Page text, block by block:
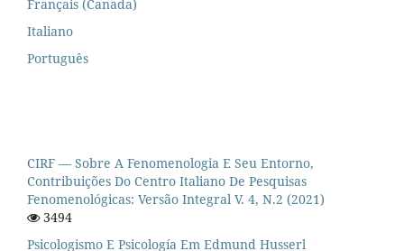
Français (Canada)
Italiano
Português
CIRF — Sobre A Fenomenologia E Seu Entorno,
Contribuições Do Centro Italiano De Pesquisas
Fenomenológicas: Versão Integral V. 4, N.2 (2021)
3494
Psicologismo E Psicología Em Edmund Husserl